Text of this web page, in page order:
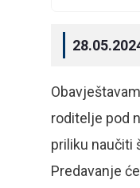
roditelje pod
priliku naučiti
Predavanje